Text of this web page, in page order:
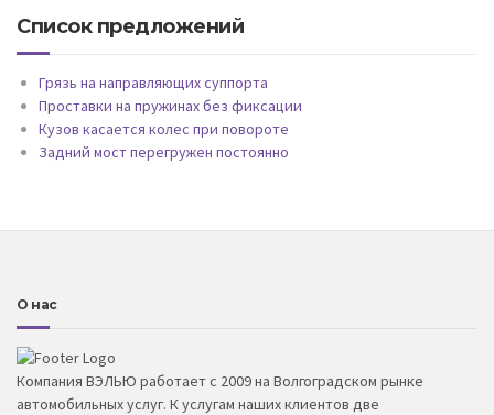
Список предложений
Грязь на направляющих суппорта
Проставки на пружинах без фиксации
Кузов касается колес при повороте
Задний мост перегружен постоянно
О нас
Компания ВЭЛЬЮ работает с 2009 на Волгоградском рынке
автомобильных услуг. К услугам наших клиентов две